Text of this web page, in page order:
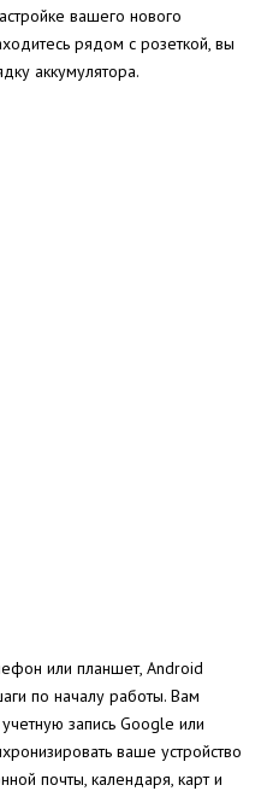
вашего нового
рядом с розеткой, вы
аккумулятора.
или планшет, Android
по началу работы. Вам
запись Google или
ваше устройство
почты, календаря, карт и